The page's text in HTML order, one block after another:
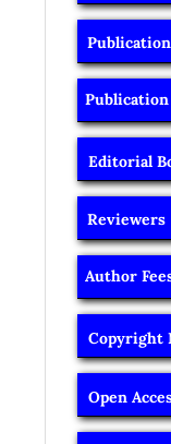
Editorial
Reviewers
Author
Copyright
Open